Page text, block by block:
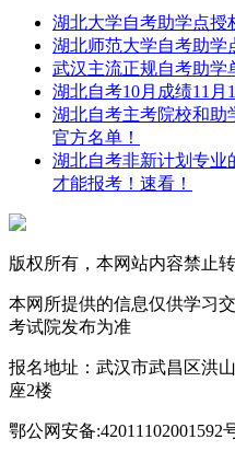
湖北大学自考助学点授
湖北师范大学自考助学
武汉主流正规自考助学
湖北自考10月成绩11月
湖北自考主考院校和助
官方名单！
湖北自考非新计划专业
才能报考！速看！
版权所有，本网站内容禁止
本网所提供的信息仅供学习
考试院发布为准
报名地址：武汉市武昌区洪
座2楼
鄂公网安备